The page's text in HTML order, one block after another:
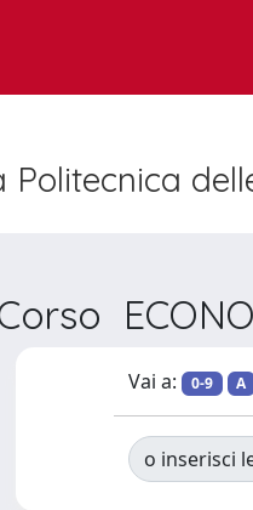
Politecnica
Vai a: 0-9 A
o inserisci